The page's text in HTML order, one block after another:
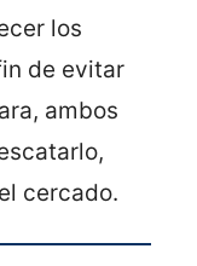
los
de evitar
ambos
cercado.